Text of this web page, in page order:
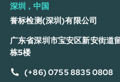
深圳，中国
誉标检测(深圳)有限公司
广东省深圳市宝安区新安街道
栋5楼
(+86) 0755 8835 0808